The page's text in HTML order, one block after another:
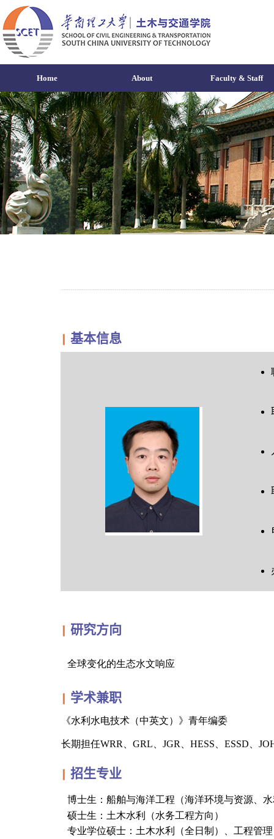
Home About Faculty & Staff
基本信息
研究方向
全球变化的生态水文响应
学术兼职
《水利水电技术（中英文）》青年编委
长期担任WRR、GRL、JGR、HESS、ESSD、
招生专业
博士生：船舶与海洋工程（海洋环境与资
硕士生：土木水利（水务工程方
专业学位硕士：土木水利（全日制）、工程管